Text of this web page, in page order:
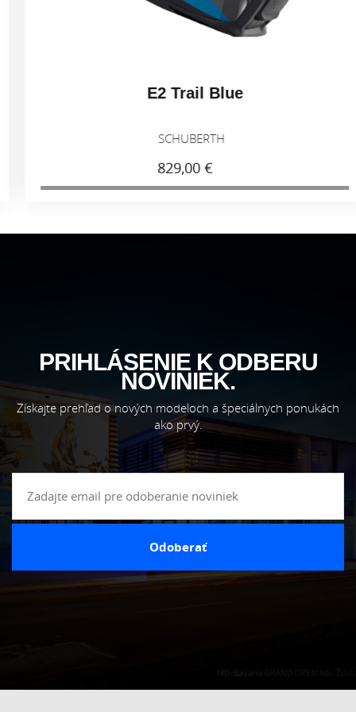
E2 Trail Blue
SCHUBERTH
829,00 €
PRIHLÁSENIE K ODBERU
NOVINIEK.
Získajte prehľad o nových modeloch a špeciálnych ponukách
ako prvý.
Odoberať